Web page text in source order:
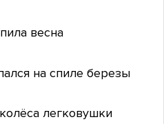
весна
на спиле березы
легковушки